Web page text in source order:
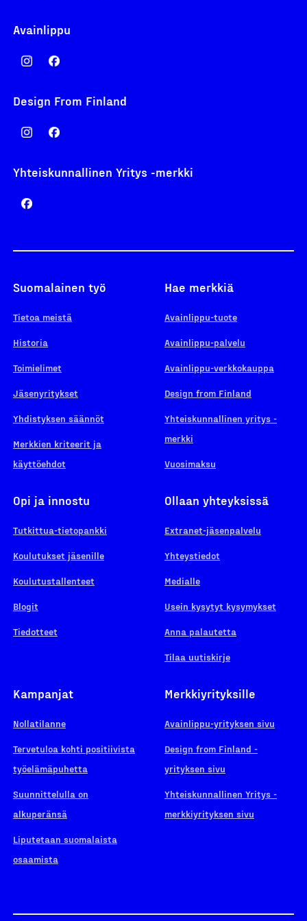
Avainlippu
Design From Finland
Yhteiskunnallinen Yritys -merkki
Suomalainen työ
Tietoa meistä
Historia
Toimielimet
Jäsenyritykset
Yhdistyksen säännöt
Merkkien kriteerit ja
käyttöehdot
Hae merkkiä
Avainlippu-tuote
Avainlippu-palvelu
Avainlippu-verkkokauppa
Design from Finland
Yhteiskunnallinen yritys -
merkki
Vuosimaksu
Opi ja innostu
Tutkittua-tietopankki
Koulutukset jäsenille
Koulutustallenteet
Blogit
Tiedotteet
Ollaan yhteyksissä
Extranet-jäsenpalvelu
Yhteystiedot
Medialle
Usein kysytyt kysymykset
Anna palautetta
Tilaa uutiskirje
Kampanjat
Nollatilanne
Tervetuloa kohti positiivista
työelämäpuhetta
Suunnittelulla on
alkuperänsä
Liputetaan suomalaista
osaamista
Merkkiyrityksille
Avainlippu-yrityksen sivu
Design from Finland -
yrityksen sivu
Yhteiskunnallinen Yritys -
merkkiyrityksen sivu